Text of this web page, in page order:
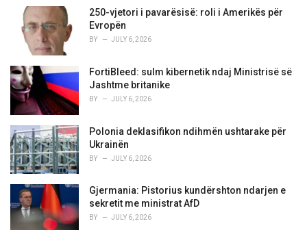
250-vjetori i pavarësisë: roli i Amerikës për
Evropën
BY JULY 6, 2026
FortiBleed: sulm kibernetik ndaj Ministrisë së
Jashtme britanike
BY JULY 6, 2026
Polonia deklasifikon ndihmën ushtarake për
Ukrainën
BY JULY 6, 2026
Gjermania: Pistorius kundërshton ndarjen e
sekretit me ministrat AfD
BY JULY 6, 2026